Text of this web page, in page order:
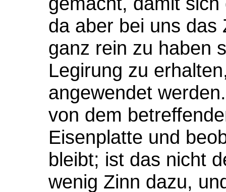
da aber bei uns das
ganz rein zu haben
Legirung zu
angewendet
von dem
Eisenplatte und
bleibt; ist das nicht
wenig Zinn dazu,